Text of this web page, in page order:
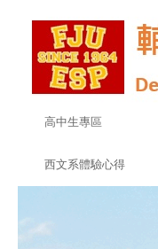
高中生專區
西文系體驗心得